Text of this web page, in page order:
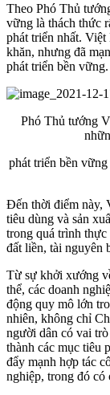
Theo Phó Thủ
vững là thách thức
phát triển nhất.
khăn, nhưng đã
phát triển bền vững.
Phó Thủ tướng
phát triển bền
Đến thời điểm này,
tiêu dùng và sản
trong quá trình thực
đất liền, tài nguyên
Từ sự khởi xướng
thể, các doanh
động quy mô lớn
nhiên, không chỉ
người dân có vai
thành các mục tiêu
đẩy mạnh hợp tác
nghiệp, trong đó có